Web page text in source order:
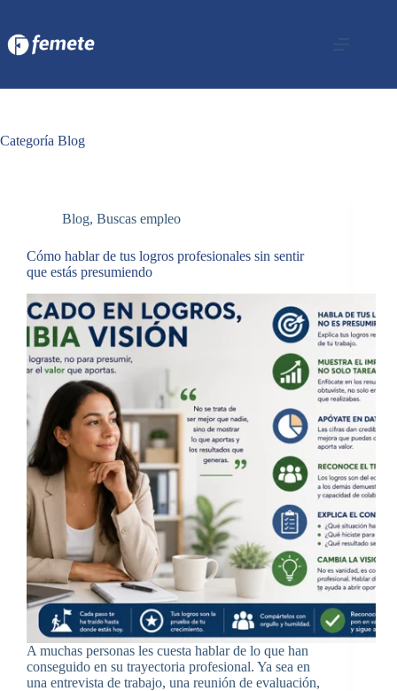
contenido
Categoría Blog
Blog, Buscas empleo
Cómo hablar de tus logros profesionales sin sentir
que estás presumiendo
A muchas personas les cuesta hablar de lo que han
conseguido en su trayectoria profesional. Ya sea en
una entrevista de trabajo, una reunión de evaluación,